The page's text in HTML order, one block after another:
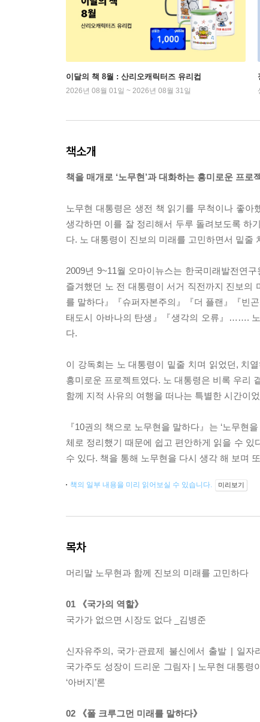
이달의 책 8월 : 산리오캐릭터즈 유리컵
2026년 08월 01일 ~ 2026년 08월 31일
책소개
책을 매개로 ‘노무현’과 대화하는 흥미로운 프로
노무현 대통령은 생전 책 읽기를 무척이나 좋
생각하면 이를 잘 정리해서 두루 돌려보도록 하
다. 노 대통령이 진보의 미래를 고민하면서 밑줄
2009년 9~11월 오마이뉴스는 한국미래발전연
즐겨했던 노 전 대통령이 서거 직전까지 진보의
를 말하다』『슈퍼자본주의』『더 플랜』『빈
태도시 아바나의 탄생』『생각의 오류』…….
다.
이 강독회는 노 대통령이 밑줄 치며 읽었던, 치
흥미로운 프로젝트였다. 노 대통령은 비록 우리
함께 지적 사유의 여행을 떠나는 특별한 시간이
『10권의 책으로 노무현을 말하다』는 ‘노무현
체로 정리했기 때문에 쉽고 편안하게 읽을 수
수 있다. 책을 통해 노무현을 다시 생각 해 보며
책의 일부 내용을 미리 읽어보실 수 있습니다. 미리보기
목차
머리말 노무현과 함께 진보의 미래를 고민하다
01 《국가의 역할》
국가가 없으면 시장도 없다 _김병준
신자유주의, 국가·관료제 불신에서 출발 | 일
국가주도 성장이 드리운 그림자 | 노무현 대통령
‘아버지’론
02 《폴 크루그먼 미래를 말하다》